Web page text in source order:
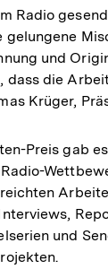
Radio
gelungene
und
dass die
Krüger,
Preis gab
und